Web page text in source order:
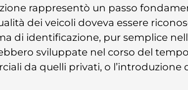
rappresentò un passo
dei veicoli doveva essere
di identificazione, pur semplice
sviluppate nel corso del
da quelli privati, o l’introduzione